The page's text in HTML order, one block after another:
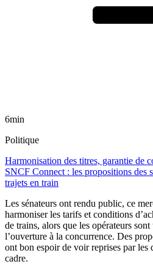
6min
Politique
Harmonisation des titres, garantie de
SNCF Connect : les propositions des
trajets en train
Les sénateurs ont rendu public, ce
harmoniser les tarifs et conditions
de trains, alors que les opérateurs
l’ouverture à la concurrence. Des
ont bon espoir de voir reprises par les
cadre.